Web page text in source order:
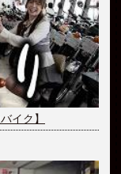
イク】